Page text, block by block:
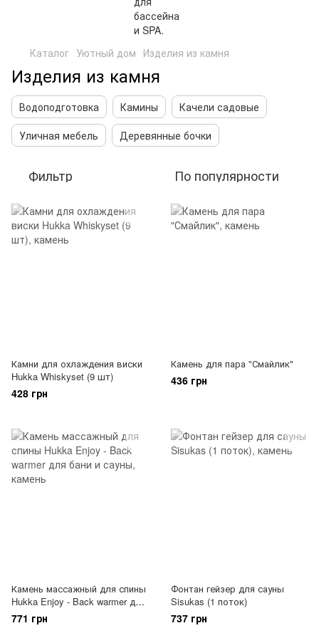
Каталог Уютный дом Изделия из камня
Изделия из камня
Водоподготовка Камины
Качели садовые
Уличная мебель
Деревянные бочки
Фильтр По популярности
Камни для охлаждения виски
Hukka Whiskyset (9 шт)
428 грн
Камень для пара "Смайлик"
436 грн
Камень массажный для спины
Hukka Enjoy - Back warmer для
бани и сауны
771 грн
Фонтан гейзер для сауны
Sisukas (1 поток)
737 грн